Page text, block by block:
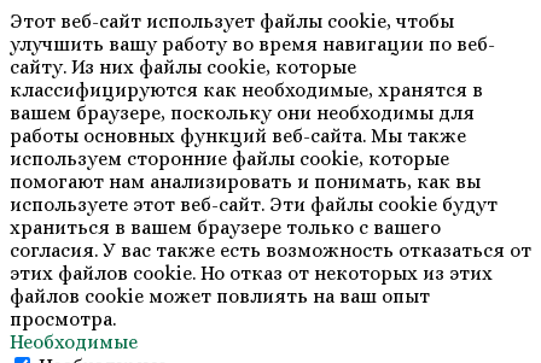
Этот веб-сайт использует файлы cookie, чтобы
улучшить вашу работу во время навигации по веб-
сайту. Из них файлы cookie, которые
классифицируются как необходимые, хранятся в
вашем браузере, поскольку они необходимы для
работы основных функций веб-сайта. Мы также
используем сторонние файлы cookie, которые
помогают нам анализировать и понимать, как вы
используете этот веб-сайт. Эти файлы cookie будут
храниться в вашем браузере только с вашего
согласия. У вас также есть возможность отказаться от
этих файлов cookie. Но отказ от некоторых из этих
файлов cookie может повлиять на ваш опыт
просмотра.
Необходимые